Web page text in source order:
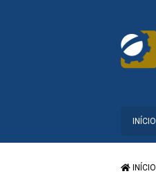
INÍCIO
INÍCIO